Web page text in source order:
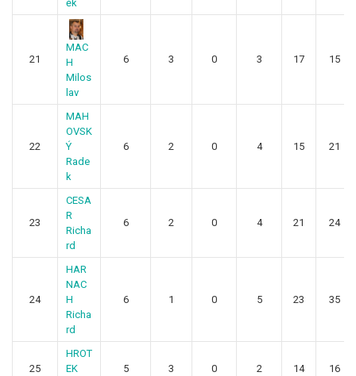
ěk
21
MAC
H
Milos
lav
6 3 0 3 17 15
22
MAH
OVSK
Ý
Rade
k
6 2 0 4 15 21
23
CESA
R
Richa
rd
6 2 0 4 21 24
24
HAR
NAC
H
Richa
rd
6 1 0 5 23 35
25
HROT
EK
5 3 0 2 14 16